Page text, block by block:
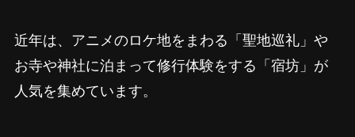
近年は、アニメのロケ地をまわる「聖地巡礼」や
お寺や神社に泊まって修行体験をする「宿坊」が
人気を集めています。